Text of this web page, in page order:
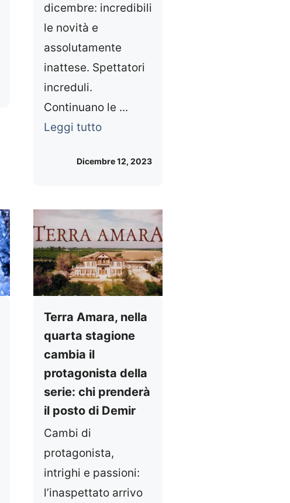
dicembre: incredibili
le novità e
assolutamente
inattese. Spettatori
increduli.
Continuano le ...
Leggi tutto
Dicembre 12, 2023
Terra Amara, nella
quarta stagione
cambia il
protagonista della
serie: chi prenderà
il posto di Demir
Cambi di
protagonista,
intrighi e passioni:
l’inaspettato arrivo